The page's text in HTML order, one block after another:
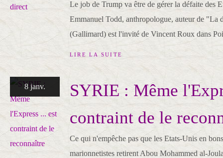
Le job de Trump va être de gérer la défaite des
Emmanuel Todd, anthropologue, auteur de "La
(Gallimard) est l'invité de Vincent Roux dans
LIRE LA SUITE
8 janv.
SYRIE : Même
contraint de le
Ce qui n'empêche pas que les Etats-Unis en
marionnetistes retirent Abou Mohammed al-